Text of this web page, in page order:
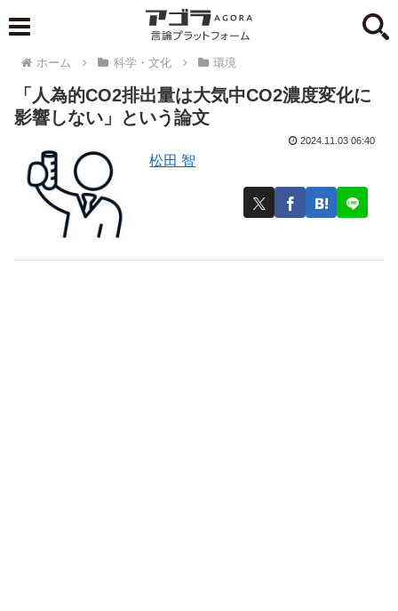
ホーム 科学・文化 環境
「人為的CO2排出量は大気中CO2濃度変化に
影響しない」という論文
松田 智
2024.11.03 06:40